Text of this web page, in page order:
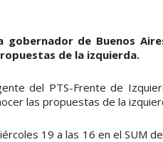
gobernador de Buenos
de la izquierda.
del PTS-Frente de
las propuestas de la
19 a las 16 en el SUM